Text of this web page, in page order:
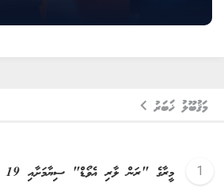
މަޤުބޫލު ޚަބަރު
މީރާގެ "ރަން ލާރި އެވޯޑް" ސިޔާމަށާއި 19 ފަރާތަކަށް